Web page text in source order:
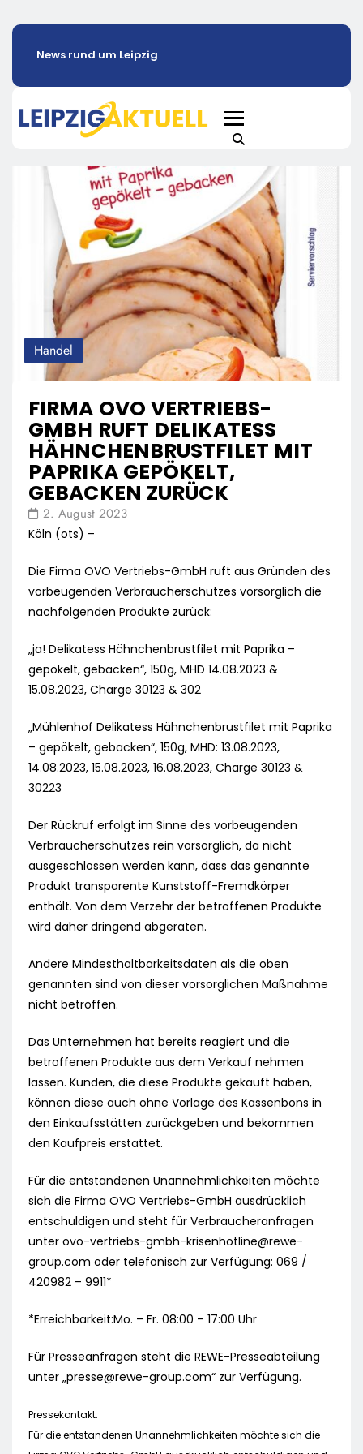
News rund um Leipzig
Handel
FIRMA OVO VERTRIEBS-
GMBH RUFT DELIKATESS
HÄHNCHENBRUSTFILET MIT
PAPRIKA GEPÖKELT,
GEBACKEN ZURÜCK
2. August 2023
Köln (ots) –
Die Firma OVO Vertriebs-GmbH ruft aus Gründen des
vorbeugenden Verbraucherschutzes vorsorglich die
nachfolgenden Produkte zurück:
„ja! Delikatess Hähnchenbrustfilet mit Paprika –
gepökelt, gebacken“, 150g, MHD 14.08.2023 &
15.08.2023, Charge 30123 & 302
„Mühlenhof Delikatess Hähnchenbrustfilet mit Paprika
– gepökelt, gebacken“, 150g, MHD: 13.08.2023,
14.08.2023, 15.08.2023, 16.08.2023, Charge 30123 &
30223
Der Rückruf erfolgt im Sinne des vorbeugenden
Verbraucherschutzes rein vorsorglich, da nicht
ausgeschlossen werden kann, dass das genannte
Produkt transparente Kunststoff-Fremdkörper
enthält. Von dem Verzehr der betroffenen Produkte
wird daher dringend abgeraten.
Andere Mindesthaltbarkeitsdaten als die oben
genannten sind von dieser vorsorglichen Maßnahme
nicht betroffen.
Das Unternehmen hat bereits reagiert und die
betroffenen Produkte aus dem Verkauf nehmen
lassen. Kunden, die diese Produkte gekauft haben,
können diese auch ohne Vorlage des Kassenbons in
den Einkaufsstätten zurückgeben und bekommen
den Kaufpreis erstattet.
Für die entstandenen Unannehmlichkeiten möchte
sich die Firma OVO Vertriebs-GmbH ausdrücklich
entschuldigen und steht für Verbraucheranfragen
unter ovo-vertriebs-gmbh-krisenhotline@rewe-
group.com oder telefonisch zur Verfügung: 069 /
420982 – 9911*
*Erreichbarkeit:Mo. – Fr. 08:00 – 17:00 Uhr
Für Presseanfragen steht die REWE-Presseabteilung
unter „presse@rewe-group.com“ zur Verfügung.
Pressekontakt:
Für die entstandenen Unannehmlichkeiten möchte sich die